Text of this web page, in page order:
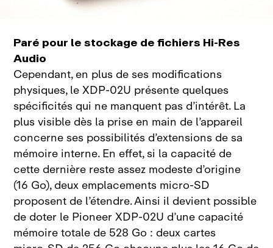
Paré pour le stockage de fichiers Hi-Res
Audio
Cependant, en plus de ses modifications
physiques, leXDP‑02U présente quelques
spécificités qui ne manquent pas d’intérêt. La
plus visible dès la prise en main de l’appareil
concerne ses possibilités d’extensions de sa
mémoire interne. En effet, si la capacité de
cette dernière reste assez modeste d’origine
(16 Go), deux emplacements micro‑SD
proposent de l’étendre. Ainsi il devient possible
de doter le PioneerXDP‑02U d’une capacité
mémoire totale de 528 Go : deux cartes